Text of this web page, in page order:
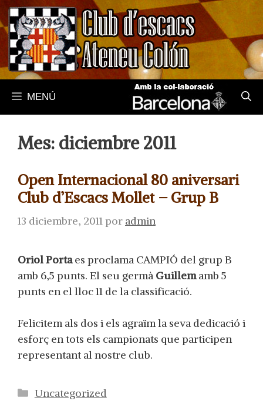
Saltar
al
contenido
MENÚ
Mes: diciembre 2011
Open Internacional 80 aniversari
Club d’Escacs Mollet – Grup B
13 diciembre, 2011por admin
Oriol Portaes proclama CAMPIÓ del grup B
amb 6,5 punts. El seu germàGuillemamb 5
punts en el lloc 11 de la classificació.
Felicitem als dos i els agraïm la seva dedicació i
esforç en tots els campionats que participen
representant al nostre club.
Categorías
Uncategorized